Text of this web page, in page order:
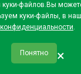
файлов.Вы
куки-файлы, в
конфиденциальности.
Понятно ×
qr_code